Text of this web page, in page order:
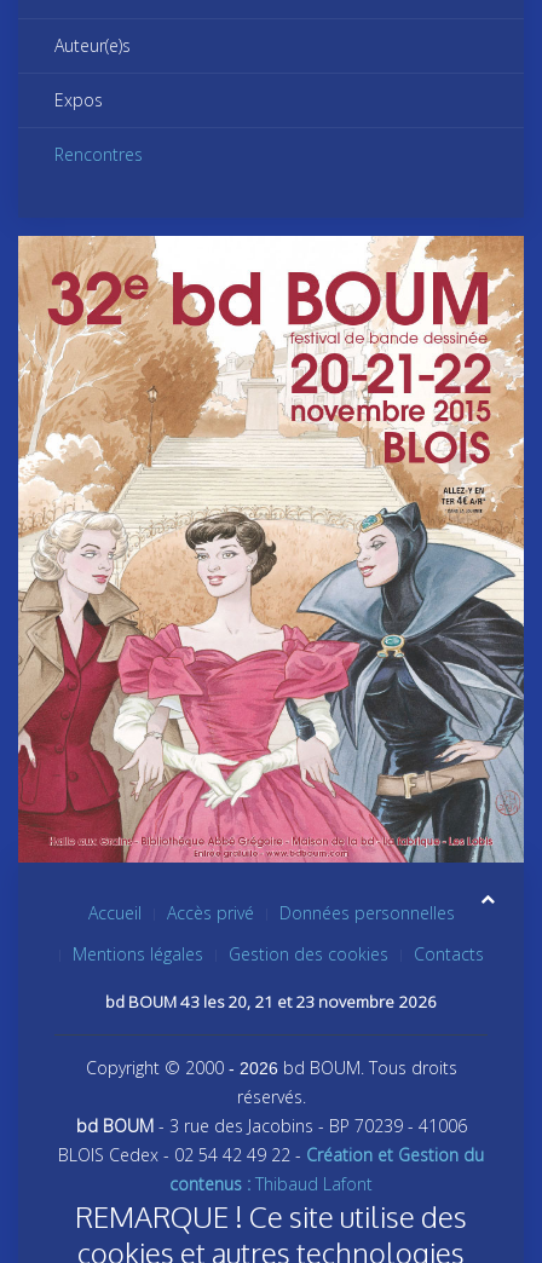
Auteur(e)s
Expos
Rencontres
Accueil Accès privé
Données personnelles
Mentions légales
Gestion des cookies Contacts
bd BOUM 43 les 20, 21 et 23 novembre 2026
Copyright © 2000- 2026 bd BOUM. Tous droits
réservés.
bd BOUM- 3 rue des Jacobins - BP 70239 - 41006
BLOIS Cedex - 02 54 42 49 22 - Création et Gestion du
contenus : Thibaud Lafont
REMARQUE ! Ce site utilise des
cookies et autres technologies